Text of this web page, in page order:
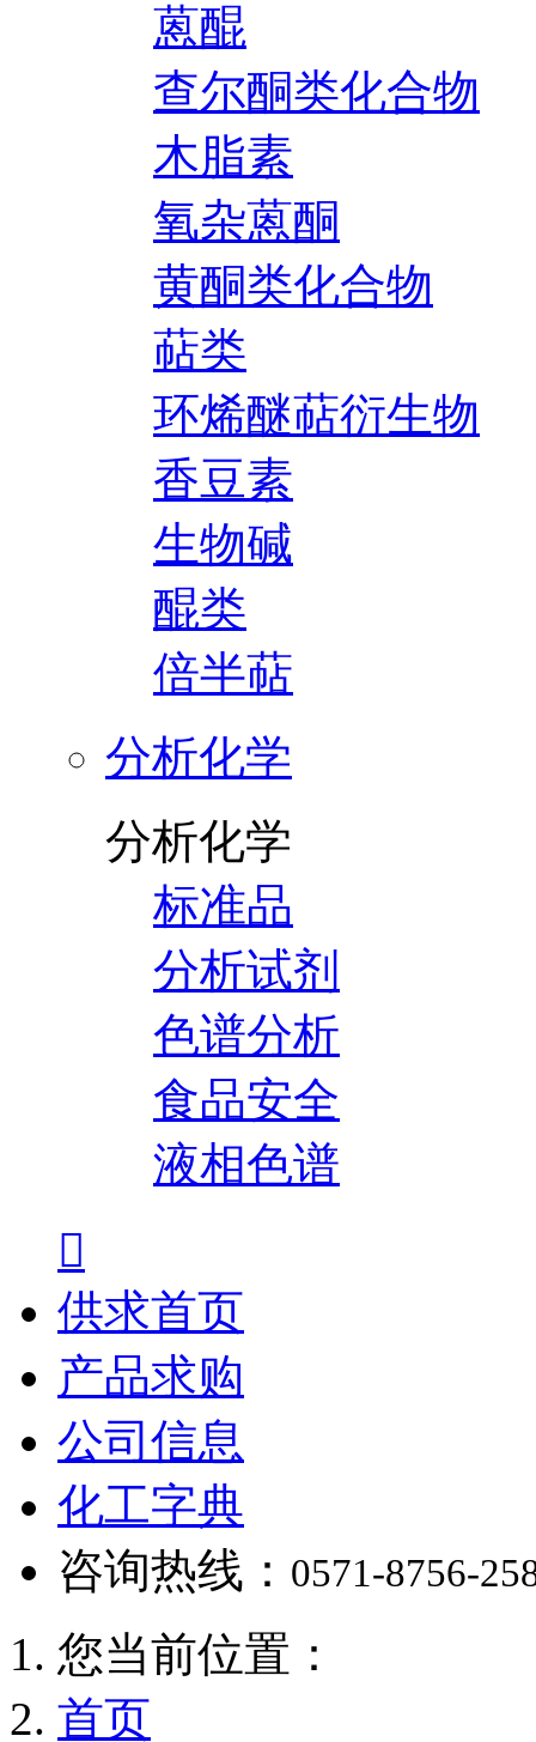
蒽醌
查尔酮类化合物
木脂素
氧杂蒽酮
黄酮类化合物
萜类
环烯醚萜衍生物
香豆素
生物碱
醌类
倍半萜
分析化学
分析化学
标准品
分析试剂
色谱分析
食品安全
液相色谱

供求首页
产品求购
公司信息
化工字典
咨询热线： 0571-8756-
您当前位置：
首页